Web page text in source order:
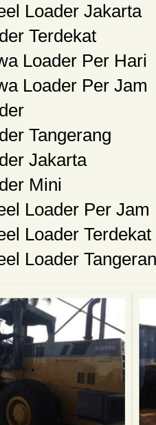
Loader Jakarta
Terdekat
Loader Per Hari
Loader Per Jam
Tangerang
Jakarta
Mini
Loader Per Jam
Loader Terdekat
Loader